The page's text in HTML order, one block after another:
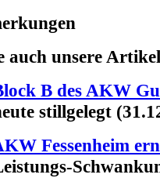
auch unsere
B des AKW
stillgelegt
Fessenheim